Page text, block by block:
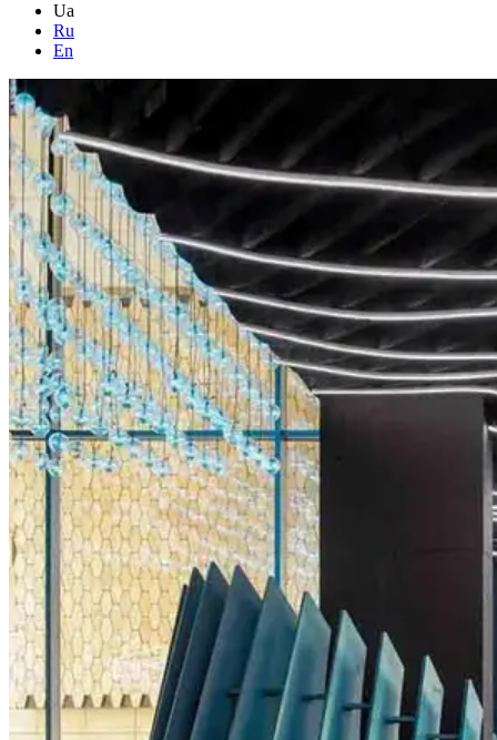
Ua
Ru
En